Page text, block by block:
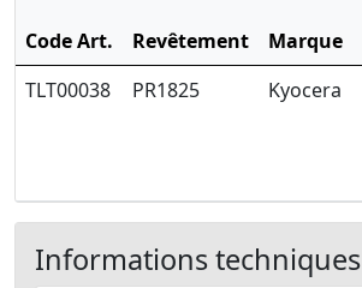
Code Art. Revêtement Marque
TLT00038
PR1825 Kyocera
Informations techniques